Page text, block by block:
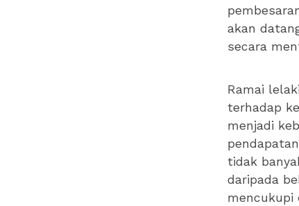
akan
secara
Ramai
terhadap
menjadi
tidak
daripada
mencukupi